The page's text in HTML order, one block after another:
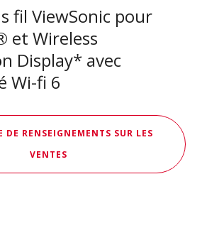
fil ViewSonic pour
et Wireless
Display* avec
Wi-fi 6
DE RENSEIGNEMENTS SUR LES
VENTES